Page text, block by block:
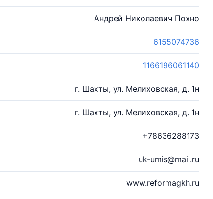
Андрей Николаевич Похно
6155074736
1166196061140
г. Шахты, ул. Мелиховская, д. 1н
г. Шахты, ул. Мелиховская, д. 1н
+78636288173
uk-umis@mail.ru
www.reformagkh.ru